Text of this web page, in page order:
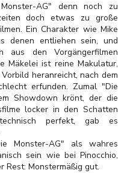
AG" denn noch zu
doch etwas zu große
Ein Charakter wie Mike
denen entliehen sein, und
aus den Vorgängerfilmen
Mäkelei ist reine Makulatur,
heranreicht, nach dem
erfunden. Zumal "Die
Showdown krönt, der die
locker in den Schatten
perfekt, gab es
Monster-AG" als wahres
sein wie bei Pinocchio,
Rest: Monstermäßig gut.